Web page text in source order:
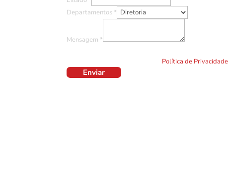
Departamentos *
Mensagem *
Política de
Enviar